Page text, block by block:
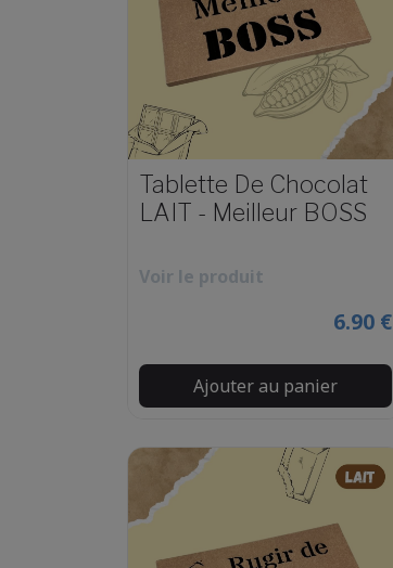
Tablette De Chocolat
LAIT - Meilleur BOSS
Voir le produit
6.90 €
Ajouter au panier